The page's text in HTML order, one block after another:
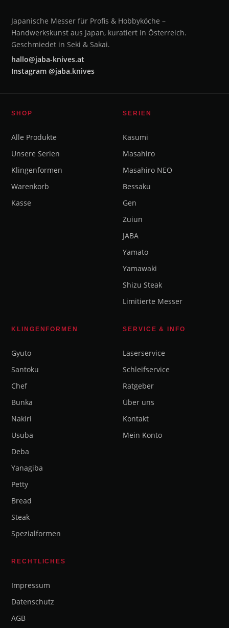
Japanische Messer für Profis & Hobbyköche –
Handwerkskunst aus Japan, kuratiert in Österreich.
Geschmiedet in Seki & Sakai.
hallo@jaba-knives.at
Instagram @jaba.knives
SHOP
Alle Produkte
Unsere Serien
Klingenformen
Warenkorb
Kasse
SERIEN
Kasumi
Masahiro
Masahiro NEO
Bessaku
Gen
Zuiun
JABA
Yamato
Yamawaki
Shizu Steak
Limitierte Messer
KLINGENFORMEN
Gyuto
Santoku
Chef
Bunka
Nakiri
Usuba
Deba
Yanagiba
Petty
Bread
Steak
Spezialformen
SERVICE & INFO
Laserservice
Schleifservice
Ratgeber
Über uns
Kontakt
Mein Konto
RECHTLICHES
Impressum
Datenschutz
AGB